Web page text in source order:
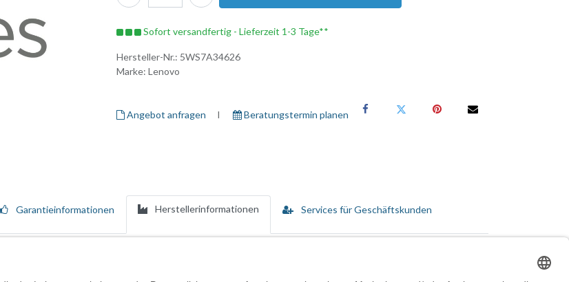
Sofort versandfertig - Lieferzeit 1-3 Tage**
Hersteller-Nr.: 5WS7A34626
Marke: Lenovo
Angebot anfragen I ​ Beratungstermin planen
Garantieinformationen Herstellerinformationen Services für Geschäftskunden